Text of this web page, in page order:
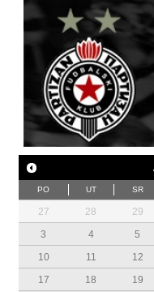
PO UT SR
27 28 29
3
4 5
10
11 12
17
18 19